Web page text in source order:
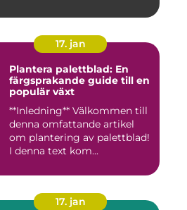
17. jan
Plantera palettblad: En
färgsprakande guide till en
populär växt
**Inledning** Välkommen till
denna omfattande artikel
om plantering av palettblad!
I denna text kom...
17. jan